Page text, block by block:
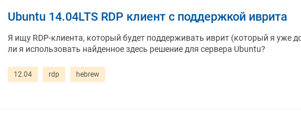
Ubuntu 14.04LTS RDP клиент с поддержкой иврита
Я ищу RDP-клиента, который будет поддерживать иврит (который я уже
ли я использовать найденное здесь решение для сервера Ubuntu?
12.04 rdp hebrew